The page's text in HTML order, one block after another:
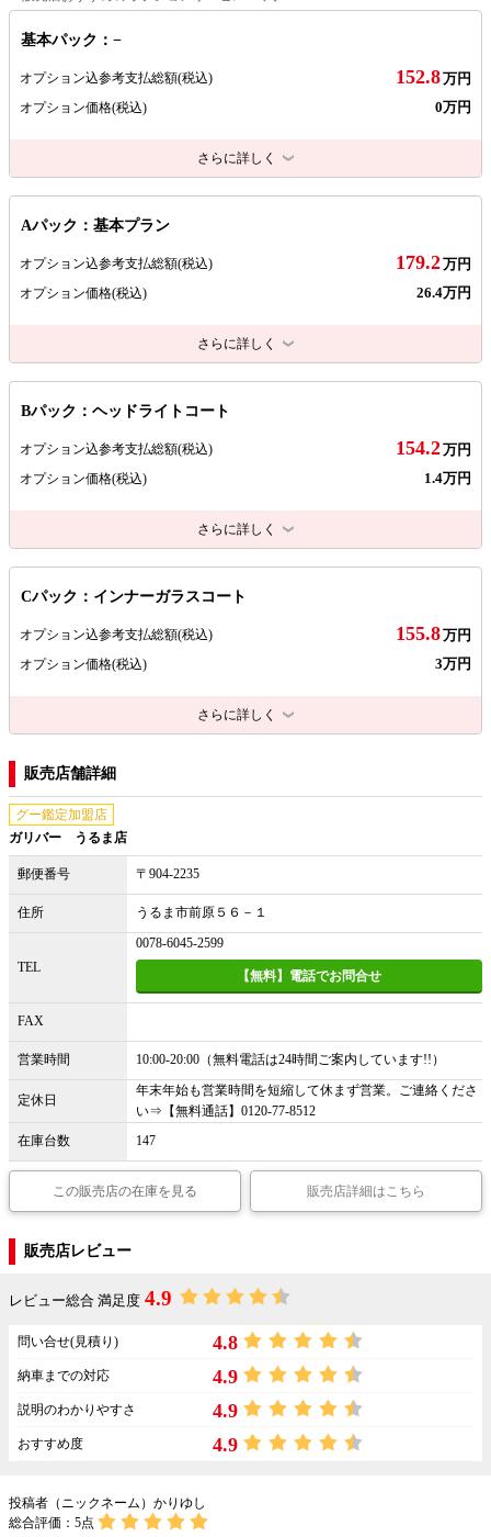
基本パック：−
オプション込参考支払総額(税込) 152.8万円
オプション価格(税込) 0万円
さらに詳しく
Aパック：基本プラン
オプション込参考支払総額(税込) 179.2万円
オプション価格(税込) 26.4万円
さらに詳しく
Bパック：ヘッドライトコート
オプション込参考支払総額(税込) 154.2万円
オプション価格(税込) 1.4万円
さらに詳しく
Cパック：インナーガラスコート
オプション込参考支払総額(税込) 155.8万円
オプション価格(税込) 3万円
さらに詳しく
販売店舗詳細
グー鑑定加盟店
ガリバー うるま店
郵便番号 〒904-2235
住所 うるま市前原５６－１
TEL
0078-6045-2599
【無料】電話でお問合せ
FAX
営業時間 10:00-20:00（無料電話は24時間ご案内しています!!）
定休日
年末年始も営業時間を短縮して休まず営業。ご連絡くださ
い⇒【無料通話】0120-77-8512
在庫台数
147
この販売店の在庫を見る 販売店詳細はこちら
販売店レビュー
レビュー総合 満足度 4.9
問い合せ(見積り) 4.8
納車までの対応 4.9
説明のわかりやすさ 4.9
おすすめ度 4.9
投稿者（ニックネーム）かりゆし
総合評価： 5点